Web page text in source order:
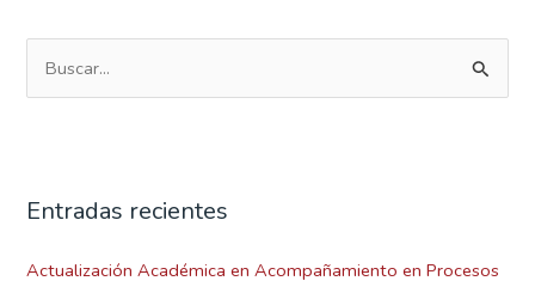
a
p
Entradas recientes
Actualización Académica en Acompañamiento en Procesos